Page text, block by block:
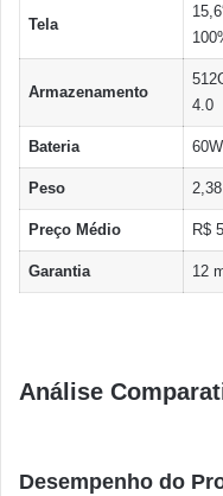
Tela
Armazenamento
4.0
Bateria
Peso
Preço Médio R$
Garantia 12
Análise
Desempenho do